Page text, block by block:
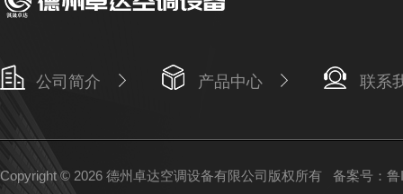
公司简介 产品中心 联系
Copyright © 2026 德州卓达空调设备有限公司版权所有 备案号：